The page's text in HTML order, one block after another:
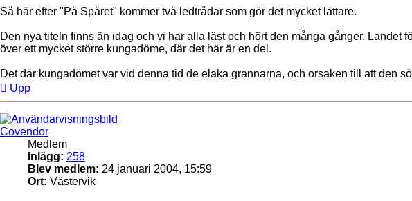
Så här efter "På Spåret" kommer två ledtrådar som gör det mycket lättare.
Den nya titeln finns än idag och vi har alla läst och hört den många gånger.
över ett mycket större kungadöme, där det här är en del.
Det där kungadömet var vid denna tid de elaka grannarna, och orsaken till att den
Upp
Covendor
Medlem
Inlägg: 258
Blev medlem: 24 januari 2004, 15:59
Ort: Västervik